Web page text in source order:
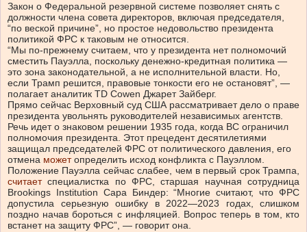
Закон о Федеральной резервной системе позволяет снять с
должности члена совета директоров, включая председателя,
“по веской причине”, но простое недовольство президента
политикой ФРС к таковым не относится.
“Мы по-прежнему считаем, что у президента нет полномочий
сместить Пауэлла, поскольку денежно-кредитная политика —
это зона законодательной, а не исполнительной власти. Но,
если Трамп решится, правовые тонкости его не остановят”, —
полагает аналитик TD Cowen Джарет Зайберг.
Прямо сейчас Верховный суд США рассматривает дело о праве
президента увольнять руководителей независимых агентств.
Речь идет о знаковом решении 1935 года, когда ВС ограничил
полномочия президента. Этот прецедент десятилетиями
защищал председателей ФРС от политического давления, его
отмена можетопределить исход конфликта с Пауэллом.
Положение Пауэлла сейчас слабее, чем в первый срок Трампа,
считаетспециалистка по ФРС, старшая научная сотрудница
Brookings Institution Сара Биндер: “Многие считают, что ФРС
допустила серьезную ошибку в 2022—2023 годах, слишком
поздно начав бороться с инфляцией. Вопрос теперь в том, кто
встанет на защиту ФРС”, — говорит она.